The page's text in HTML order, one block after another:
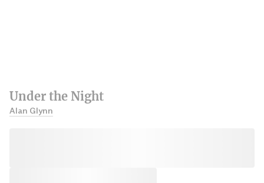
Under the Night
Alan Glynn